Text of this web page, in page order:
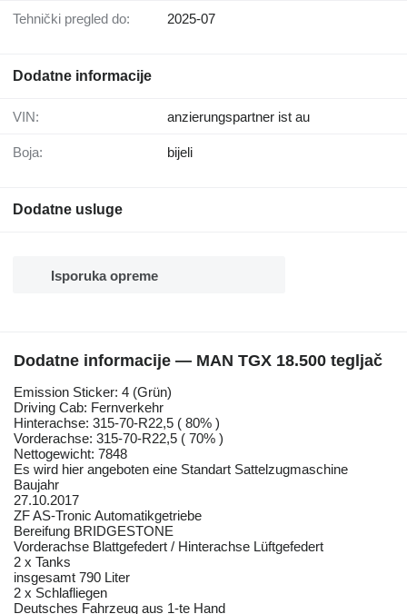
Tehnički pregled do: 2025-07
Dodatne informacije
VIN: anzierungspartner ist au
Boja: bijeli
Dodatne usluge
Isporuka opreme
Dodatne informacije — MAN TGX 18.500 tegljač
Emission Sticker: 4 (Grün)
Driving Cab: Fernverkehr
Hinterachse: 315-70-R22,5 ( 80% )
Vorderachse: 315-70-R22,5 ( 70% )
Nettogewicht: 7848
Es wird hier angeboten eine Standart Sattelzugmaschine
Baujahr
27.10.2017
ZF AS-Tronic Automatikgetriebe
Bereifung BRIDGESTONE
Vorderachse Blattgefedert / Hinterachse Lüftgefedert
2 x Tanks
insgesamt 790 Liter
2 x Schlafliegen
Deutsches Fahrzeug aus 1-te Hand